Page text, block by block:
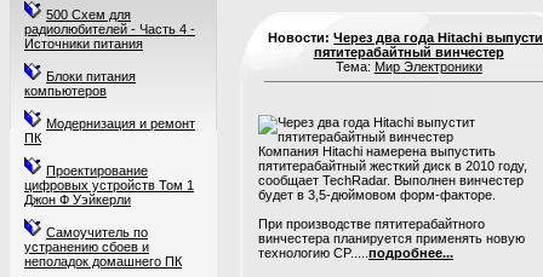
500 Схем для
радиолюбителей - Часть 4 -
Источники питания
Блоки питания
компьютеров
Модернизация и ремонт
ПК
Проектирование
цифровых устройств Том 1
Джон Ф Уэйкерли
Самоучитель по
устранению сбоев и
неполадок домашнего ПК
Новости:Через два года Hitachi
пятитерабайтный винчестер
Тема: Мир Электроники
Компания Hitachi намерена выпустить
пятитерабайтный жесткий диск в 2010 году,
сообщает TechRadar. Выполнен винчестер
будет в 3,5-дюймовом форм-факторе.
При производстве пятитерабайтного
винчестера планируется применять новую
технологию CP..... подробнее...